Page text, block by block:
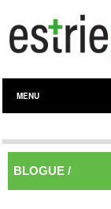
MENU
BLOGUE /